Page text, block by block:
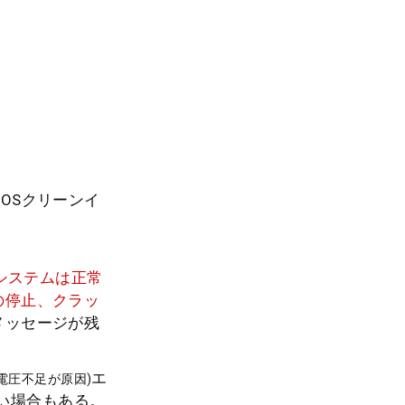
クリーンイ
ステムは正常
止、クラッ
ッセージが残
圧不足が原因)エ
合もある。